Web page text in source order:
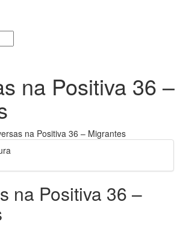
na Positiva 36 –
na Positiva 36 – Migrantes
na Positiva 36 –